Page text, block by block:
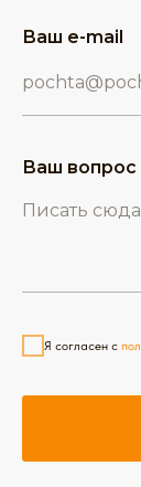
Ваш e-mail
Ваш
Я согласен с